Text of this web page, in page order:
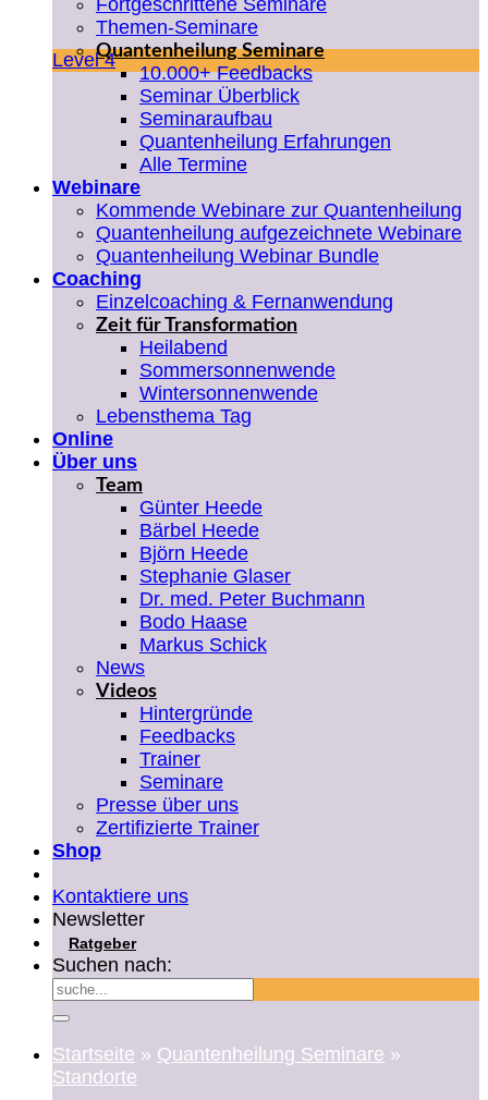
Level 4
Matrix-Inform Level 5
Themen-Seminare
Quantenheilung Seminare
10.000+ Feedbacks
Seminar Überblick
Seminaraufbau
Quantenheilung Erfahrungen
Alle Termine
Webinare
Kommende Webinare zur Quantenheilung
Quantenheilung aufgezeichnete Webinare
Quantenheilung Webinar Bundle
Coaching
Einzelcoaching & Fernanwendung
Zeit für Transformation
Heilabend
Sommersonnenwende
Wintersonnenwende
Lebensthema Tag
Online
Über uns
Team
Günter Heede
Bärbel Heede
Björn Heede
Stephanie Glaser
Dr. med. Peter Buchmann
Bodo Haase
Markus Schick
News
Videos
Hintergründe
Feedbacks
Trainer
Seminare
Presse über uns
Zertifizierte Trainer
Shop
Kontaktiere uns
Newsletter
Ratgeber
Suchen nach:
Startseite » Quantenheilung Seminare »
Standorte